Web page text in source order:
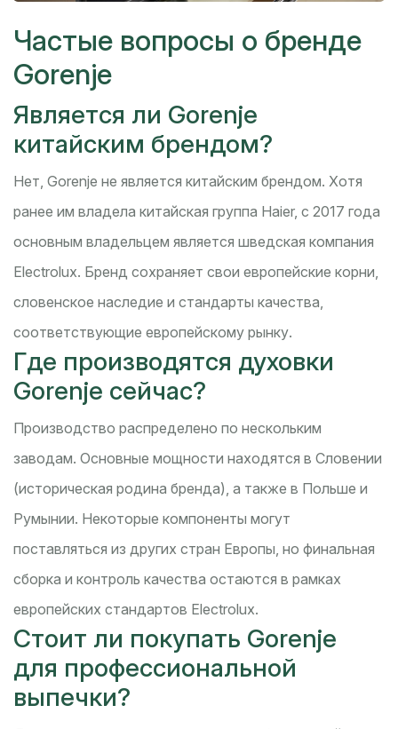
Частые вопросы о бренде
Gorenje
Является ли Gorenje
китайским брендом?
Нет, Gorenje не является китайским брендом. Хотя
ранее им владела китайская группа Haier, с 2017 года
основным владельцем является шведская компания
Electrolux. Бренд сохраняет свои европейские корни,
словенское наследие и стандарты качества,
соответствующие европейскому рынку.
Где производятся духовки
Gorenje сейчас?
Производство распределено по нескольким
заводам. Основные мощности находятся в Словении
(историческая родина бренда), а также в Польше и
Румынии. Некоторые компоненты могут
поставляться из других стран Европы, но финальная
сборка и контроль качества остаются в рамках
европейских стандартов Electrolux.
Стоит ли покупать Gorenje
для профессиональной
выпечки?